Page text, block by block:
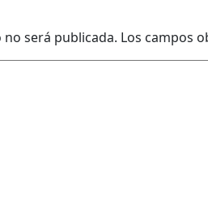
será publicada. Los campos